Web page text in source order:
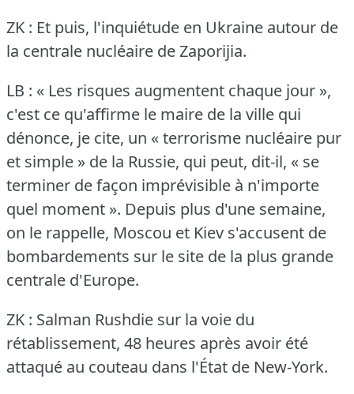
ZK : Et puis, l'inquiétude en Ukraine autour de
la centrale nucléaire de Zaporijia.
LB : « Les risques augmentent chaque jour »,
c'est ce qu'affirme le maire de la ville qui
dénonce, je cite, un « terrorisme nucléaire pur
et simple » de la Russie, qui peut, dit-il, « se
terminer de façon imprévisible à n'importe
quel moment ». Depuis plus d'une semaine,
on le rappelle, Moscou et Kiev s'accusent de
bombardements sur le site de la plus grande
centrale d'Europe.
ZK : Salman Rushdie sur la voie du
rétablissement, 48 heures après avoir été
attaqué au couteau dans l'État de New-York.